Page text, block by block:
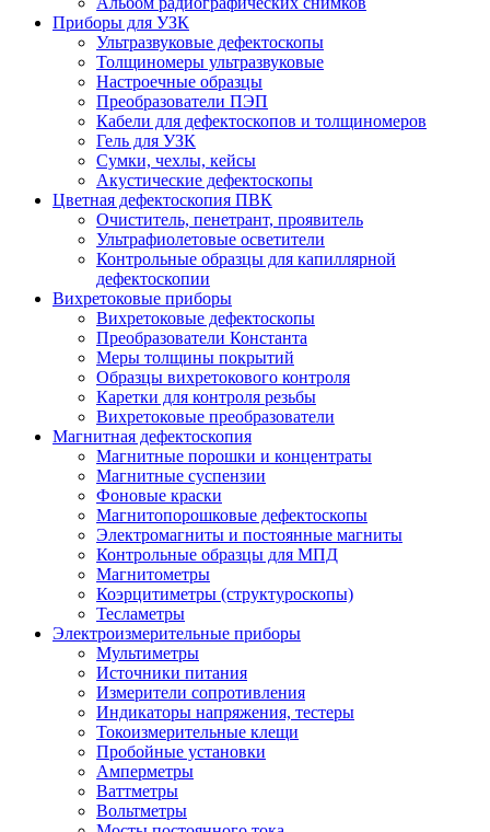
Приборы для УЗК
Ультразвуковые дефектоскопы
Толщиномеры ультразвуковые
Настроечные образцы
Преобразователи ПЭП
Кабели для дефектоскопов и толщиномеров
Гель для УЗК
Сумки, чехлы, кейсы
Акустические дефектоскопы
Цветная дефектоскопия ПВК
Очиститель, пенетрант, проявитель
Ультрафиолетовые осветители
Контрольные образцы для капиллярной
дефектоскопии
Вихретоковые приборы
Вихретоковые дефектоскопы
Преобразователи Константа
Меры толщины покрытий
Образцы вихретокового контроля
Каретки для контроля резьбы
Вихретоковые преобразователи
Магнитная дефектоскопия
Магнитные порошки и концентраты
Магнитные суспензии
Фоновые краски
Магнитопорошковые дефектоскопы
Электромагниты и постоянные магниты
Контрольные образцы для МПД
Магнитометры
Коэрцитиметры (структуроскопы)
Тесламетры
Электроизмерительные приборы
Мультиметры
Источники питания
Измерители сопротивления
Индикаторы напряжения, тестеры
Токоизмерительные клещи
Пробойные установки
Амперметры
Ваттметры
Вольтметры